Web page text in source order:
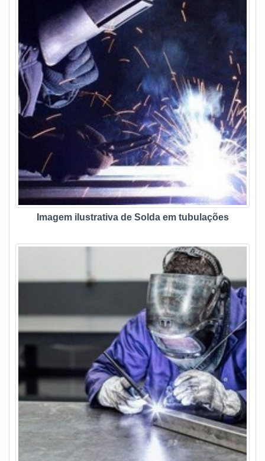
com uma equipe especializada para ajudar na
escolha.Tratando-se de um procedimento realizado
eventualmente, a compra de uma máquina de termofusão
pode ser um investimento que não seja vantajoso. O que
faz com que diversas indústrias procurem pela locação do
equipamento. Entre as vantagens apresentadas para a
locação de máquina de solda por termofusão, merece
destaque:Ter a disposição equipamentos de alta
performance em diferentes modelos;Contratos por tempo
necessário para a utilização do equipamento;Sem custos
com manutenção ou armazenamento do maquinário.Quem
pretende investir no aluguel de máquina de termofusão
deve atentar-se às empresas disponíveis no mercado, dar
preferência àquelas que possuem tradição e experiência
comprovada no setor. Ao investir na locação de máquinas a
garantir de contar com um equipamento de boa procedência
ALUGUEL DE MÁQUINA TERMOFUSÃO SPA empresa de
aluguel de termofusão deve atender as necessidades de
empresas de saneamento, companhias de distribuição de
água e esgoto, indústrias de mineração e construção. Há
mais de 30 anos no mercado, a DPS é referência nesse
segmento, oferecendo sempre o que há de melhor no
mercado!
Imagem ilustrativa de Solda em tubulações